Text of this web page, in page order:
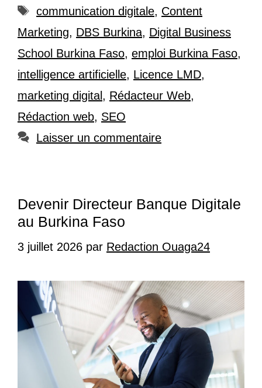
Étiquettes
communication digitale, Content
Marketing, DBS Burkina, Digital Business
School Burkina Faso, emploi Burkina Faso,
intelligence artificielle, Licence LMD,
marketing digital , Rédacteur Web,
Rédaction web, SEO
Laisser un commentaire
Devenir Directeur Banque Digitale
au Burkina Faso
3 juillet 2026 par Redaction Ouaga24